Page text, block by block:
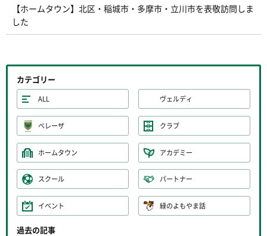
【ホームタウン】北区・稲城市・多摩市・立川市を表敬訪問しま
した
カテゴリー
ALL ヴェルディ
ベレーザ クラブ
ホームタウン アカデミー
スクール パートナー
イベント 緑のよもやま話
過去の記事